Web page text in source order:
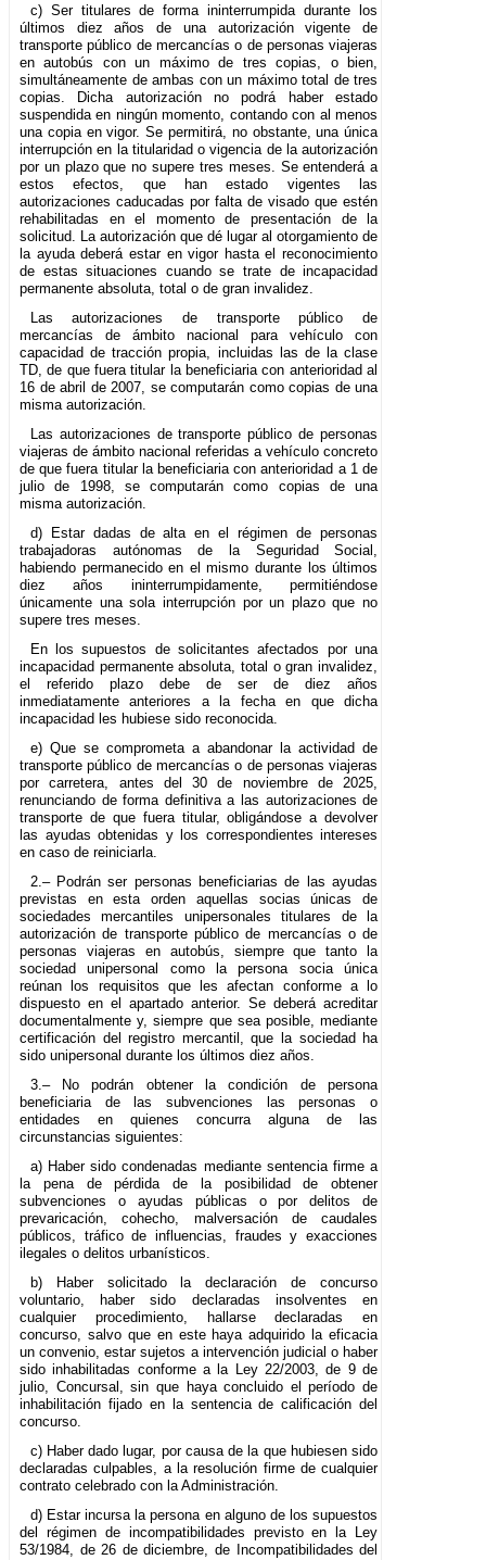
c) Ser titulares de forma ininterrumpida durante los
últimos diez años de una autorización vigente de
transporte público de mercancías o de personas viajeras
en autobús con un máximo de tres copias, o bien,
simultáneamente de ambas con un máximo total de tres
copias. Dicha autorización no podrá haber estado
suspendida en ningún momento, contando con al menos
una copia en vigor. Se permitirá, no obstante, una única
interrupción en la titularidad o vigencia de la autorización
por un plazo que no supere tres meses. Se entenderá a
estos efectos, que han estado vigentes las
autorizaciones caducadas por falta de visado que estén
rehabilitadas en el momento de presentación de la
solicitud. La autorización que dé lugar al otorgamiento de
la ayuda deberá estar en vigor hasta el reconocimiento
de estas situaciones cuando se trate de incapacidad
permanente absoluta, total o de gran invalidez.
Las autorizaciones de transporte público de
mercancías de ámbito nacional para vehículo con
capacidad de tracción propia, incluidas las de la clase
TD, de que fuera titular la beneficiaria con anterioridad al
16 de abril de 2007, se computarán como copias de una
misma autorización.
Las autorizaciones de transporte público de personas
viajeras de ámbito nacional referidas a vehículo concreto
de que fuera titular la beneficiaria con anterioridad a 1 de
julio de 1998, se computarán como copias de una
misma autorización.
d) Estar dadas de alta en el régimen de personas
trabajadoras autónomas de la Seguridad Social,
habiendo permanecido en el mismo durante los últimos
diez años ininterrumpidamente, permitiéndose
únicamente una sola interrupción por un plazo que no
supere tres meses.
En los supuestos de solicitantes afectados por una
incapacidad permanente absoluta, total o gran invalidez,
el referido plazo debe de ser de diez años
inmediatamente anteriores a la fecha en que dicha
incapacidad les hubiese sido reconocida.
e) Que se comprometa a abandonar la actividad de
transporte público de mercancías o de personas viajeras
por carretera, antes del 30 de noviembre de 2025,
renunciando de forma definitiva a las autorizaciones de
transporte de que fuera titular, obligándose a devolver
las ayudas obtenidas y los correspondientes intereses
en caso de reiniciarla.
2.– Podrán ser personas beneficiarias de las ayudas
previstas en esta orden aquellas socias únicas de
sociedades mercantiles unipersonales titulares de la
autorización de transporte público de mercancías o de
personas viajeras en autobús, siempre que tanto la
sociedad unipersonal como la persona socia única
reúnan los requisitos que les afectan conforme a lo
dispuesto en el apartado anterior. Se deberá acreditar
documentalmente y, siempre que sea posible, mediante
certificación del registro mercantil, que la sociedad ha
sido unipersonal durante los últimos diez años.
3.– No podrán obtener la condición de persona
beneficiaria de las subvenciones las personas o
entidades en quienes concurra alguna de las
circunstancias siguientes:
a) Haber sido condenadas mediante sentencia firme a
la pena de pérdida de la posibilidad de obtener
subvenciones o ayudas públicas o por delitos de
prevaricación, cohecho, malversación de caudales
públicos, tráfico de influencias, fraudes y exacciones
ilegales o delitos urbanísticos.
b) Haber solicitado la declaración de concurso
voluntario, haber sido declaradas insolventes en
cualquier procedimiento, hallarse declaradas en
concurso, salvo que en este haya adquirido la eficacia
un convenio, estar sujetos a intervención judicial o haber
sido inhabilitadas conforme a la Ley 22/2003, de 9 de
julio, Concursal, sin que haya concluido el período de
inhabilitación fijado en la sentencia de calificación del
concurso.
c) Haber dado lugar, por causa de la que hubiesen sido
declaradas culpables, a la resolución firme de cualquier
contrato celebrado con la Administración.
d) Estar incursa la persona en alguno de los supuestos
del régimen de incompatibilidades previsto en la Ley
53/1984, de 26 de diciembre, de Incompatibilidades del